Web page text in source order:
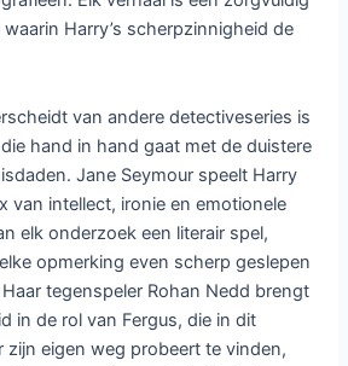
Harry’s scherpzinnigheid de
van andere detectiveseries is
hand in hand gaat met de duistere
Jane Seymour speelt Harry
van intellect, ironie en emotionele
elk onderzoek een literair spel,
opmerking even scherp geslepen
tegenspeler Rohan Nedd brengt
in de rol van Fergus, die in dit
zijn eigen weg probeert te vinden,